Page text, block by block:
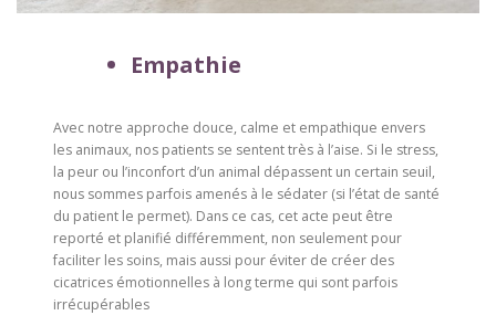
Empathie
Avec notre approche douce, calme et empathique envers
les animaux, nos patients se sentent très à l’aise. Si le stress,
la peur ou l’inconfort d’un animal dépassent un certain seuil,
nous sommes parfois amenés à le sédater (si l’état de santé
du patient le permet). Dans ce cas, cet acte peut être
reporté et planifié différemment, non seulement pour
faciliter les soins, mais aussi pour éviter de créer des
cicatrices émotionnelles à long terme qui sont parfois
irrécupérables